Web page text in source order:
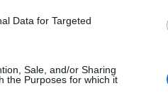
Data for Targeted
Sale, and/or Sharing
the Purposes for which it